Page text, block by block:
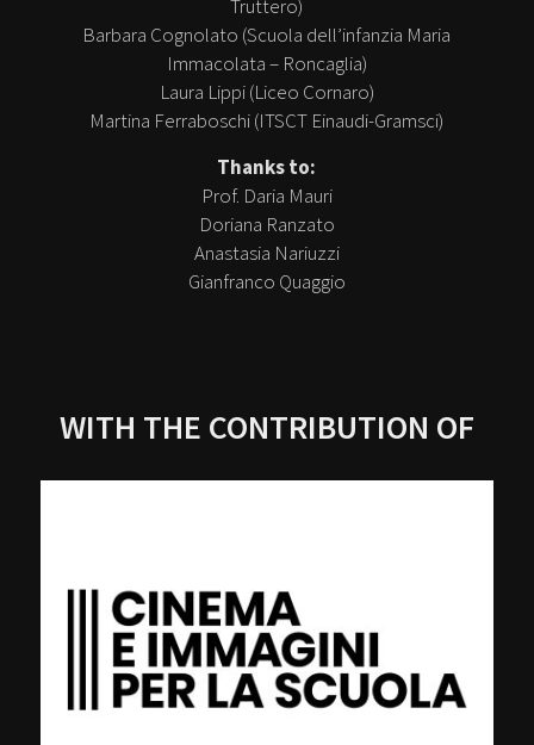
Truttero)
Barbara Cognolato (Scuola dell’infanzia Maria
Immacolata – Roncaglia)
Laura Lippi (Liceo Cornaro)
Martina Ferraboschi (ITSCT Einaudi-Gramsci)
Thanks to:
Prof. Daria Mauri
Doriana Ranzato
Anastasia Nariuzzi
Gianfranco Quaggio
WITH THE CONTRIBUTION OF